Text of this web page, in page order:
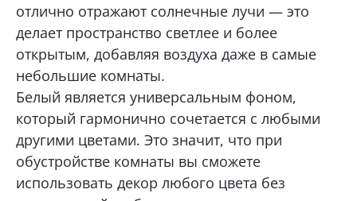
отлично отражают солнечные лучи — это
делает пространство светлее и более
открытым, добавляя воздуха даже в самые
небольшие комнаты.
Белый является универсальным фоном,
который гармонично сочетается с любыми
другими цветами. Это значит, что при
обустройстве комнаты вы сможете
использовать декор любого цвета без